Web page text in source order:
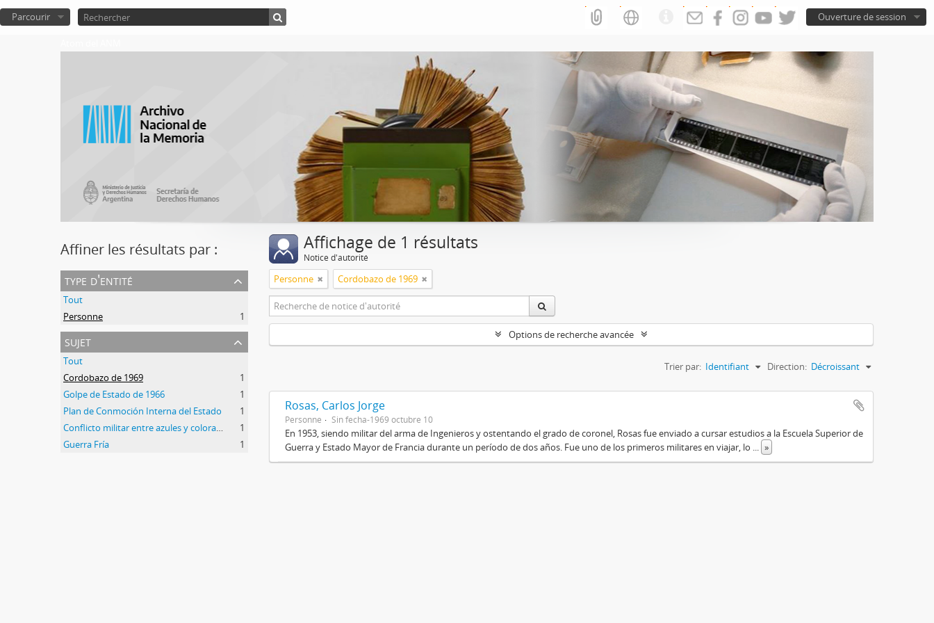
Ouverture de session
Parcourir
Affiner les résultats par :
type d'entité
Tout
Personne
1
sujet
Tout
Cordobazo de 1969
1
Golpe de Estado de 1966
1
Plan de Conmoción Interna del Estado
1
1
Guerra Fría
1
Affichage de 1 résultats
Notice d'autorité
Personne Cordobazo de 1969
Options de recherche avancée
Trier par: Identifiant Direction: Décroissant
Rosas, Carlos Jorge
Personne Sin fecha-1969 octubre 10
En 1953, siendo militar del arma de Ingenieros y ostentando el grado de coronel, Rosas fue enviado a cursar estudios a la Escuela Superior de
Guerra y Estado Mayor de Francia durante un período de dos años. Fue uno de los primeros militares en viajar, lo
»